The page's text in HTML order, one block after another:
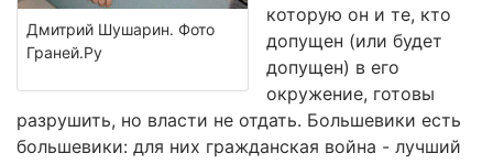
Дмитрий Шушарин. Фото
Граней.Ру
которую он и те, кто
допущен (или будет
допущен) в его
окружение, готовы
разрушить, но власти не отдать. Большевики есть
большевики: для них гражданская война - лучший